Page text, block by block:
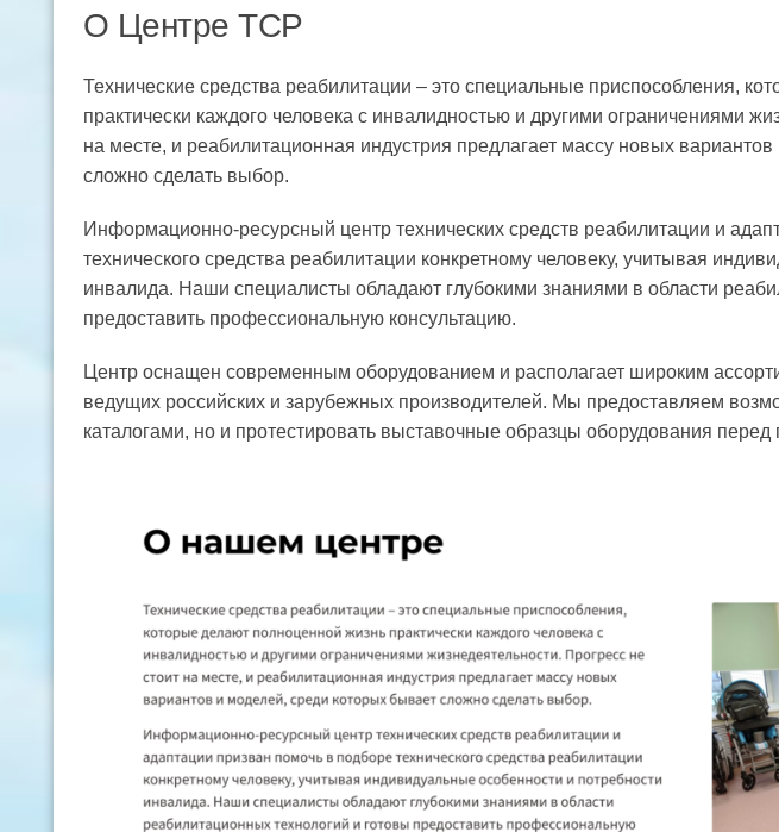
О Центре ТСР
Технические средства реабилитации – это специальные приспособления,
практически каждого человека с инвалидностью и другими ограничениями
на месте, и реабилитационная индустрия предлагает массу новых
сложно сделать выбор.
Информационно-ресурсный центр технических средств реабилитации и
технического средства реабилитации конкретному человеку, учитывая
инвалида. Наши специалисты обладают глубокими знаниями в области
предоставить профессиональную консультацию.
Центр оснащен современным оборудованием и располагает широким
ведущих российских и зарубежных производителей. Мы предоставляем
каталогами, но и протестировать выставочные образцы оборудования